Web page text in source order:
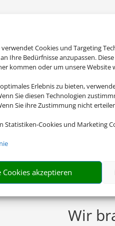
verwendet Cookies und Targeting
Ihre Bedürfnisse anzupassen.
kommen oder um unsere Website
Erlebnis zu bieten,
Sie diesen Technologien
Sie ihre Zustimmung nicht
Statistiken-Cookies und Marketing
Cookies akzeptieren
Wir